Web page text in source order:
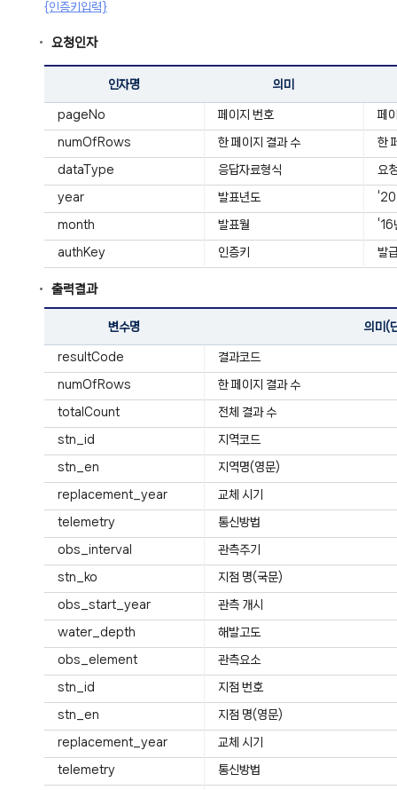
{인증키입력}
요청인자
인자명 의미
pageNo 페이지 번호 페
numOfRows 한 페이지 결과 수 한
dataType 응답자료형식 요
year 발표년도
month 발표월 ‘16
authKey 인증키 발
출력결과
변수명 의미(
resultCode 결과코드
numOfRows 한 페이지 결과 수
totalCount 전체 결과 수
stn_id 지역코드
stn_en 지역명(영문)
replacement_year 교체 시기
telemetry 통신방법
obs_interval 관측주기
stn_ko 지점 명(국문)
obs_start_year 관측 개시
water_depth 해발고도
obs_element 관측요소
stn_id 지점 번호
stn_en 지점 명(영문)
replacement_year 교체 시기
telemetry 통신방법